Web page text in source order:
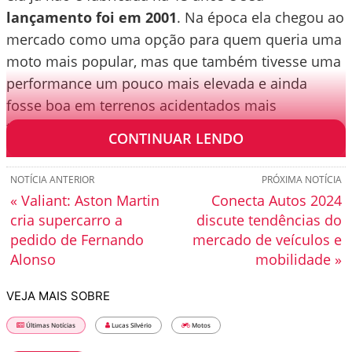
lançamento foi em 2001. Na época ela chegou ao
mercado como uma opção para quem queria uma
moto mais popular, mas que também tivesse uma
performance um pouco mais elevada e ainda
fosse boa em terrenos acidentados mais
tranquilos.
CONTINUAR LENDO
PRÓXIMA NOTÍCIA
Conecta Autos 2024
discute tendências do
mercado de veículos e
mobilidade »
NOTÍCIA ANTERIOR
« Valiant: Aston Martin
cria supercarro a
pedido de Fernando
Alonso
VEJA MAIS SOBRE
Últimas Notícias Lucas Silvério Motos